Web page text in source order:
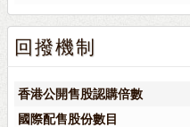
回撥機制
香港公開售股認購倍數
國際配售股份數目